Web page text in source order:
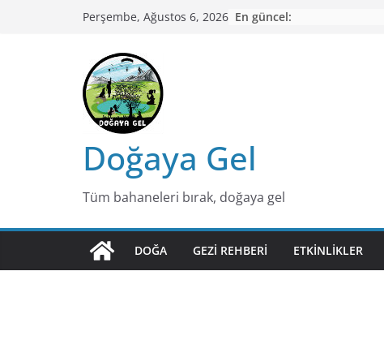
Perşembe, Ağustos 6, 2026 En güncel:
Doğaya Gel
Tüm bahaneleri bırak, doğaya gel
DOĞA GEZI REHBERI ETKINLIKLER